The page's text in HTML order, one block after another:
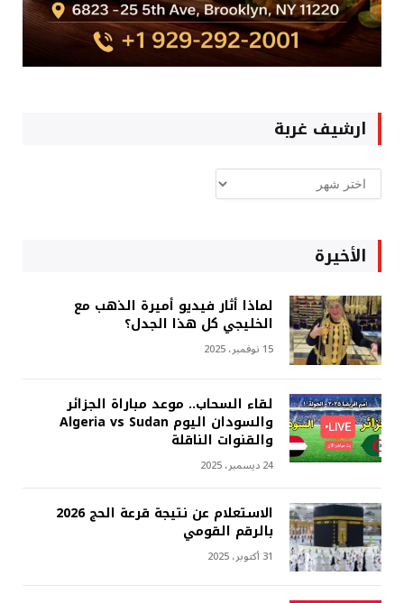
ارشيف غربة
ارشيف
غربة
الأخيرة
لماذا أثار فيديو أميرة الذهب مع
الخليجي كل هذا الجدل؟
15 نوفمبر، 2025
لقاء السحاب.. موعد مباراة الجزائر
والسودان اليوم Algeria vs Sudan
والقنوات الناقلة
24 ديسمبر، 2025
الاستعلام عن نتيجة قرعة الحج 2026
بالرقم القومي
31 أكتوبر، 2025